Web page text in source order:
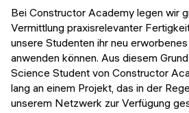
KURZKURSE
Generative KI meistern
Python Programmierung
KOSTENLOSE RESSOURCEN
Veranstaltungen
Abschlussprojekte
Alumni Geschichten
Bei Constructor Academy legen wir
Vermittlung praxisrelevanter
unsere Studenten ihr neu
anwenden können. Aus diesem
Science Student von Constructor
lang an einem Projekt, das in der
unserem Netzwerk zur Verfügung